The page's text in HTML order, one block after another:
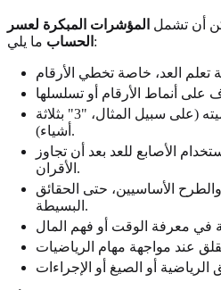
أن تشمل المؤشرات المبكرة لعسر
الحساب ما يلي:
مشكلة في ربط الرقم بكميته (على سبيل المثال، "3" بثلاثة
أشياء).
الأصابع للعد بعد أن تجاوز
الأقران.
الأساسيين، حتى الحقائق
البسيطة.